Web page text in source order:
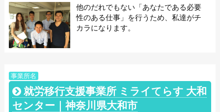
他のだれでもない「あなたである必要
性のある仕事」を行うため、私達がチ
カラになります。
事業所名
就労移行支援事業所 ミライてらす 大和
センター｜神奈川県大和市